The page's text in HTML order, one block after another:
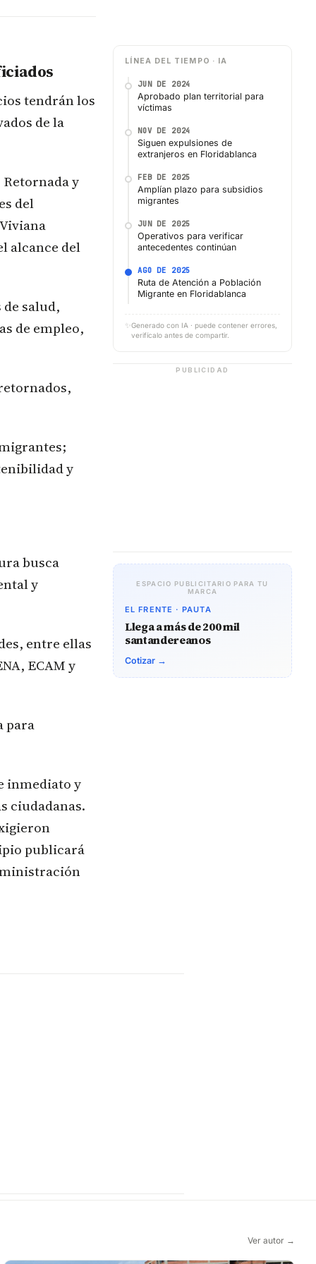
tendrán los
de la
y
del
alcance del
salud,
de empleo,
y
busca
y
entre ellas
ECAM y
para
inmediato y
ciudadanas.
publicará
LÍNEA DEL TIEMPO · IA
JUN DE 2024
Aprobado plan territorial para
víctimas
NOV DE 2024
Siguen expulsiones de
extranjeros en Floridablanca
FEB DE 2025
Amplían plazo para subsidios
migrantes
JUN DE 2025
Operativos para verificar
antecedentes continúan
AGO DE 2025
Ruta de Atención a Población
Migrante en Floridablanca
✨ Generado con IA · puede contener errores,
verifícalo antes de compartir.
PUBLICIDAD
ESPACIO PUBLICITARIO PARA TU
MARCA
EL FRENTE · PAUTA
Llega a más de 200 mil
santandereanos
Cotizar →
Ver autor →